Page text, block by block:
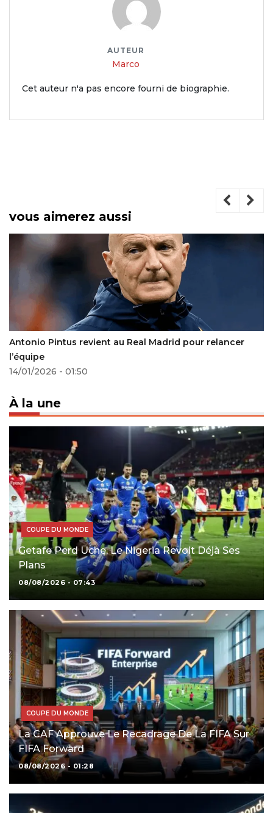
AUTEUR
Marco
Cet auteur n'a pas encore fourni de biographie.
vous aimerez aussi
Antonio Pintus revient au Real Madrid pour relancer
l’équipe
14/01/2026 - 01:50
À la une
COUPE DU MONDE
Getafe Perd Uche, Le Nigeria Revoit Déjà Ses
Plans
08/08/2026 - 07:43
COUPE DU MONDE
La CAF Approuve Le Recadrage De La FIFA Sur
FIFA Forward
08/08/2026 - 01:28